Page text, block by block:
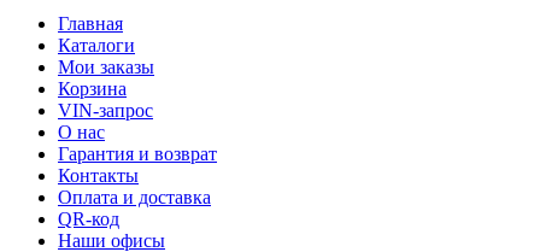
Главная
Каталоги
Мои заказы
Корзина
VIN-запрос
О нас
Гарантия и возврат
Контакты
Оплата и доставка
QR-код
Наши офисы